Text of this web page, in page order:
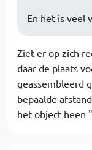
En het is veel
Ziet er op zich
daar de plaats
geassembleerd
bepaalde
het object heen